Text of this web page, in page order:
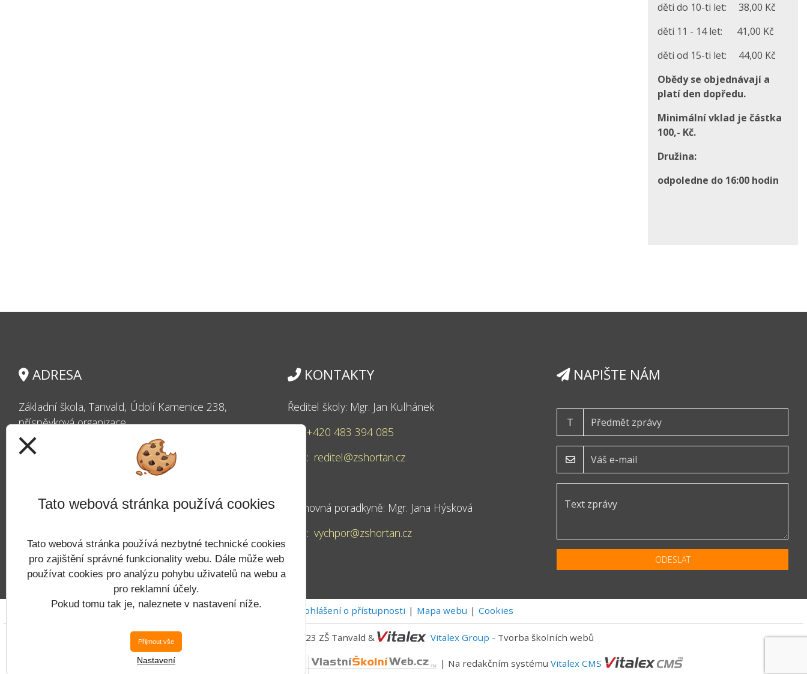
děti do 10-ti let: 38,00 Kč
děti 11 - 14 let: 41,00 Kč
děti od 15-ti let: 44,00 Kč
Obědy se objednávají a
platí den dopředu.
Minimální vklad je částka
100,- Kč.
Družina:
odpoledne do 16:00 hodin
ADRESA
Základní škola, Tanvald, Údolí Kamenice 238,
příspěvková organizace
Údolí Kamenice 238
Datová schránka: kyxms43
KONTAKTY
Ředitel školy: Mgr. Jan Kulhánek
Tel:+420 483 394 085
Mail: reditel@zshortan.cz
Výchovná poradkyně: Mgr. Jana Hýsková
Mail: vychpor@zshortan.cz
NAPIŠTE NÁM
T
ODESLAT
Prohlášení o přístupnosti Mapa webu Cookies
Copyright © 2022 - 2023 ZŠ Tanvald & Vitalex Group - Tvorba školních webů
Postaveno ve službě | Na redakčním systémuVitalex CMS
close
Tato webová stránka používá cookies
Tato webová stránka používá nezbytné technické cookies
pro zajištění správné funkcionality webu. Dále může web
používat cookies pro analýzu pohybu uživatelů na webu a
pro reklamní účely.
Pokud tomu tak je, naleznete v nastavení níže.
Přijmout vše
Nastavení